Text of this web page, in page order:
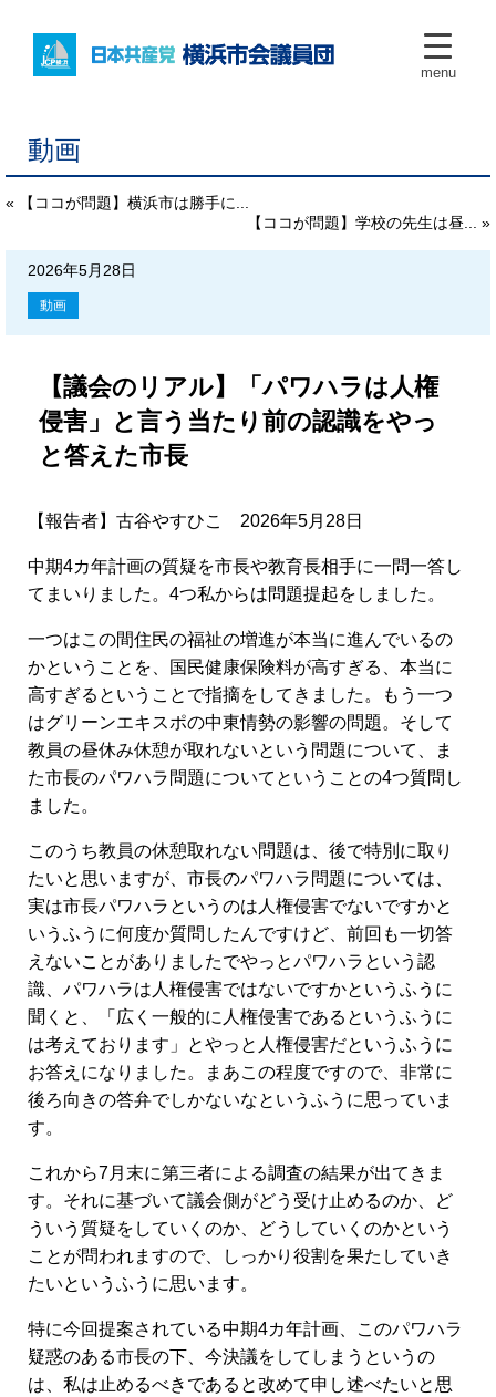
menu
動画
« 【ココが問題】横浜市は勝手に...
【ココが問題】学校の先生は昼... »
2026年5月28日
動画
【議会のリアル】「パワハラは人権
侵害」と言う当たり前の認識をやっ
と答えた市長
【報告者】古谷やすひこ 2026年5月28日
中期4カ年計画の質疑を市長や教育長相手に一問一答し
てまいりました。4つ私からは問題提起をしました。
一つはこの間住民の福祉の増進が本当に進んでいるの
かということを、国民健康保険料が高すぎる、本当に
高すぎるということで指摘をしてきました。もう一つ
はグリーンエキスポの中東情勢の影響の問題。そして
教員の昼休み休憩が取れないという問題について、ま
た市長のパワハラ問題についてということの4つ質問し
ました。
このうち教員の休憩取れない問題は、後で特別に取り
たいと思いますが、市長のパワハラ問題については、
実は市長パワハラというのは人権侵害でないですかと
いうふうに何度か質問したんですけど、前回も一切答
えないことがありましたでやっとパワハラという認
識、パワハラは人権侵害ではないですかというふうに
聞くと、「広く一般的に人権侵害であるというふうに
は考えております」とやっと人権侵害だというふうに
お答えになりました。まあこの程度ですので、非常に
後ろ向きの答弁でしかないなというふうに思っていま
す。
これから7月末に第三者による調査の結果が出てきま
す。それに基づいて議会側がどう受け止めるのか、ど
ういう質疑をしていくのか、どうしていくのかという
ことが問われますので、しっかり役割を果たしていき
たいというふうに思います。
特に今回提案されている中期4カ年計画、このパワハラ
疑惑のある市長の下、今決議をしてしまうというの
は、私は止めるべきであると改めて申し述べたいと思